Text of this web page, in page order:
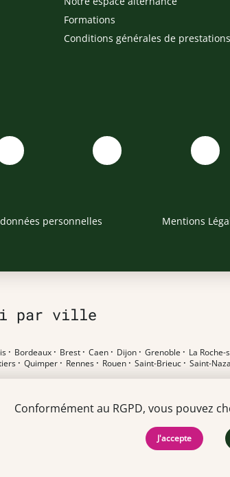
Formations
Conditions générales de
personnelles Mentions
par ville
· Bordeaux · Brest · Caen · Dijon · Grenoble · La Roche-
· Quimper · Rennes · Rouen · Saint-Brieuc · Saint-
par poste
Etudiant en pharmacie F/H·Alternant
Conformément au RGPD, vous pouvez
J'accepte